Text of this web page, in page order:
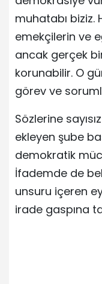
muhatabı biziz.
emekçilerin ve
ancak gerçek
korunabilir. O
görev ve
Sözlerine
ekleyen şube
demokratik
İfademde de
unsuru içeren
irade gaspına